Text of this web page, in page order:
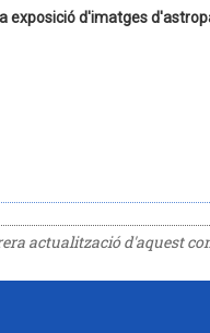
exposició d'imatges
actualització d'aquest